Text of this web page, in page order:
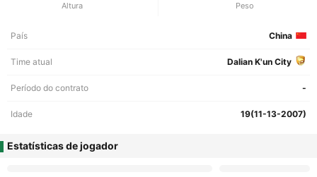
Altura Peso
País China
Time atual Dalian K'un City
Período do contrato -
Idade 19(11-13-2007)
Estatísticas de jogador